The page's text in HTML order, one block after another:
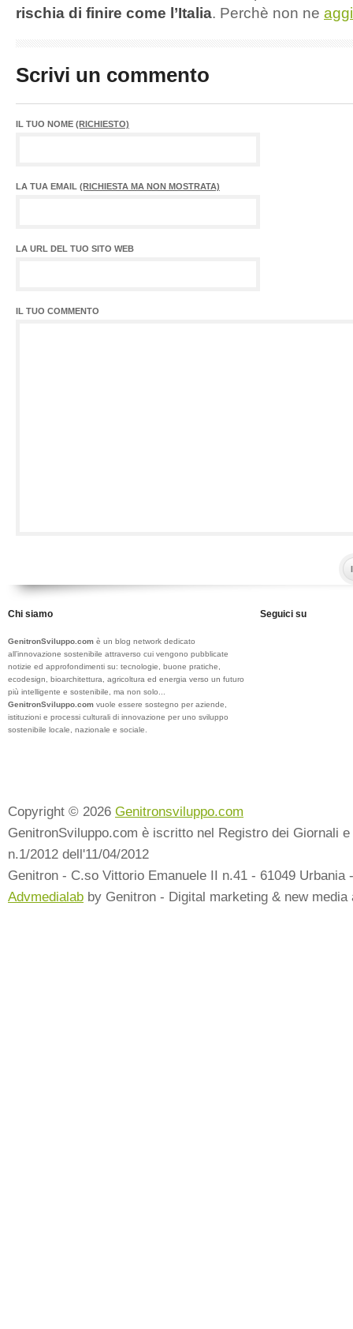
rischia di finire come l’Italia. Perchè non ne
Scrivi un commento
IL TUO NOME (RICHIESTO)
LA TUA EMAIL (RICHIESTA MA NON MOSTRATA)
LA URL DEL TUO SITO WEB
IL TUO COMMENTO
Chi siamo
GenitronSviluppo.com è un blog network dedicato
all’innovazione sostenibile attraverso cui vengono pubblicate
notizie ed approfondimenti su: tecnologie, buone pratiche,
ecodesign, bioarchitettura, agricoltura ed energia verso un futuro
più intelligente e sostenibile, ma non solo...
GenitronSviluppo.com vuole essere sostegno per aziende,
istituzioni e processi culturali di innovazione per uno sviluppo
sostenibile locale, nazionale e sociale.
Seguici su
Copyright © 2026 Genitronsviluppo.com
GenitronSviluppo.com è iscritto nel Registro dei Giornali
n.1/2012 dell'11/04/2012
Genitron - C.so Vittorio Emanuele II n.41 - 61049 Urbania
Advmedialab by Genitron - Digital marketing & new media